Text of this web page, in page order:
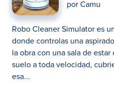
por Camu
Robo Cleaner Simulator es
donde controlas una
la obra con una sala de
suelo a toda velocidad,
esa...